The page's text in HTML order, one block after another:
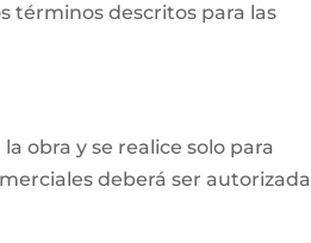
términos descritos para las
obra y se realice solo para
deberá ser autorizada